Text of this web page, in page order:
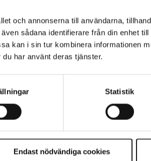
och annonserna till användarna,
sådana identifierare från din enhet
kan i sin tur kombinera informationen
har använt deras tjänster.
Statistik
Endast nödvändiga cookies